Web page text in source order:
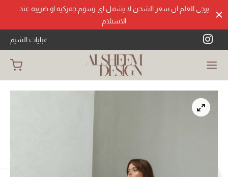
يرجى العلم ان سعر الشحن لا يشمل اي رسوم جمركيه او ضريبه عند
الاستلام
عبايات الشيم